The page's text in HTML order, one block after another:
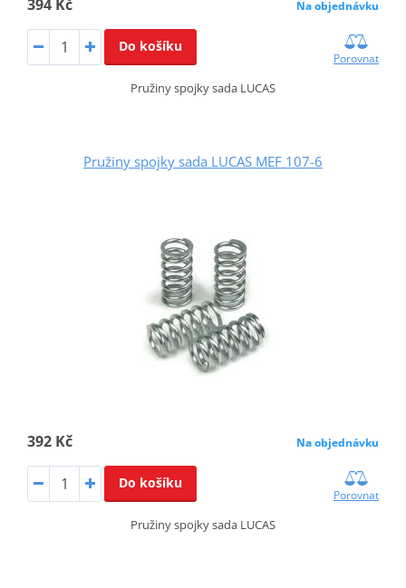
394 Kč Na objednávku
Do košíku
Porovnat
Pružiny spojky sada LUCAS
Pružiny spojky sada LUCAS MEF 107-6
392 Kč Na objednávku
Do košíku
Porovnat
Pružiny spojky sada LUCAS